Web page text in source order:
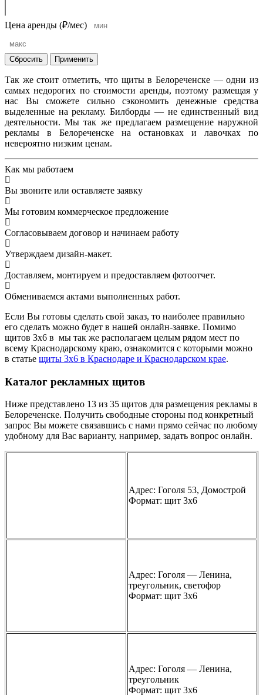
Цена аренды (₽/мес)
Сбросить Применить
Так же стоит отметить, что щиты в Белореченске — одни из
самых недорогих по стоимости аренды, поэтому размещая у
нас Вы сможете сильно сэкономить денежные средства
выделенные на рекламу. Билборды — не единственный вид
деятельности. Мы так же предлагаем размещение наружной
рекламы в Белореченске на остановках и лавочках по
невероятно низким ценам.
Как мы работаем
Вы звоните или оставляете заявку
Мы готовим коммерческое предложение
Согласовываем договор и начинаем работу
Утверждаем дизайн-макет.
Доставляем, монтируем и предоставляем фотоотчет.
Обмениваемся актами выполненных работ.
Если Вы готовы сделать свой заказ, то наиболее правильно
его сделать можно будет в нашей онлайн-заявке. Помимо
щитов 3х6 в мы так же располагаем целым рядом мест по
всему Краснодарскому краю, ознакомится с которыми можно
в статье щиты 3х6 в Краснодаре и Краснодарском крае.
Каталог рекламных щитов
Ниже представлено 13 из 35 щитов для размещения рекламы в
Белореченске. Получить свободные стороны под конкретный
запрос Вы можете связавшись с нами прямо сейчас по любому
удобному для Вас варианту, например, задать вопрос онлайн.
Адрес: Гоголя 53, Домострой
Формат: щит 3х6
Адрес: Гоголя — Ленина,
треугольник, светофор
Формат: щит 3х6
Адрес: Гоголя — Ленина,
треугольник
Формат: щит 3х6